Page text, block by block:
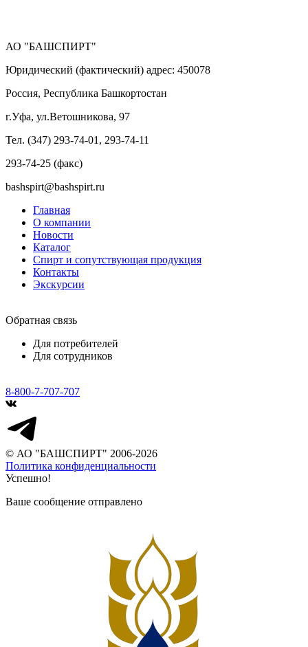
АО "БАШСПИРТ"
Юридический (фактический) адрес: 450078
Россия, Республика Башкортостан
г.Уфа, ул.Ветошникова, 97
Тел. (347) 293-74-01, 293-74-11
293-74-25 (факс)
bashspirt@bashspirt.ru
Главная
О компании
Новости
Каталог
Спирт и сопутствующая продукция
Контакты
Экскурсии
Обратная связь
Для потребителей
Для сотрудников
8-800-7-707-707
© АО "БАШСПИРТ" 2006-2026
Политика конфиденциальности
Успешно!
Ваше сообщение отправлено